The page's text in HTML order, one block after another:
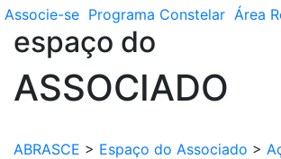
Associe-se Programa Constelar Área
espaço do
ASSOCIADO
ABRASCE > Espaço do Associado >